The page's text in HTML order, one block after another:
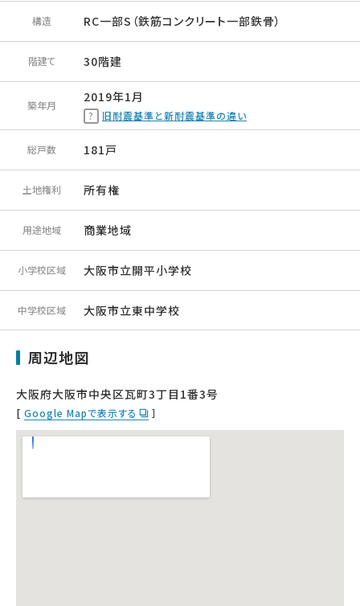
構造 RC一部S（鉄筋コンクリート一部鉄骨）
階建て 30階建
築年月
2019年1月
旧耐震基準と新耐震基準の違い
総戸数 181戸
土地権利 所有権
用途地域 商業地域
小学校区域 大阪市立開平小学校
中学校区域 大阪市立東中学校
周辺地図
大阪府大阪市中央区瓦町3丁目1番3号
[ Google Mapで表示する ］